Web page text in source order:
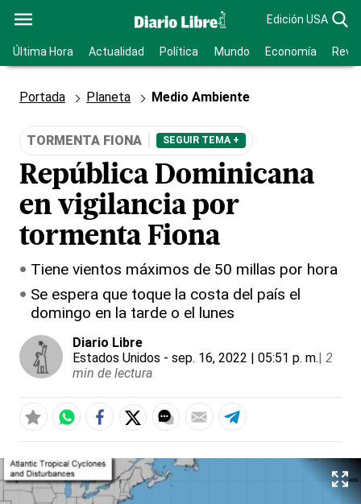
Edición USA
Última Hora Actualidad Política Mundo Economía
Portada Planeta Medio Ambiente
TORMENTA FIONA SEGUIR TEMA +
República Dominicana
en vigilancia por
tormenta Fiona
Tiene vientos máximos de 50 millas por hora
Se espera que toque la costa del país el
domingo en la tarde o el lunes
Diario Libre
Estados Unidos - sep. 16, 2022 | 05:51 p. m.| 2
min de lectura